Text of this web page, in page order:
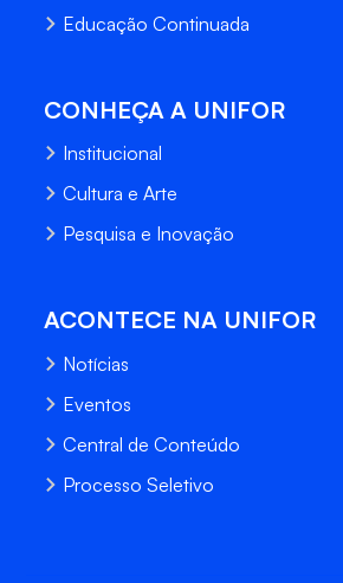
Educação Continuada
CONHEÇA A UNIFOR
Institucional
Cultura e Arte
Pesquisa e Inovação
ACONTECE NA UNIFOR
Notícias
Eventos
Central de Conteúdo
Processo Seletivo